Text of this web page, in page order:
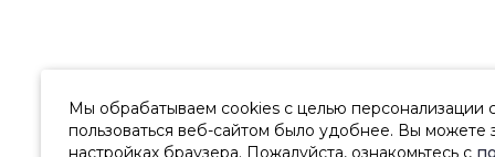
Мы обрабатываем cookies с целью персонализации
пользоваться веб-сайтом было удобнее. Вы можете
настройках браузера. Пожалуйста, ознакомьтесь с